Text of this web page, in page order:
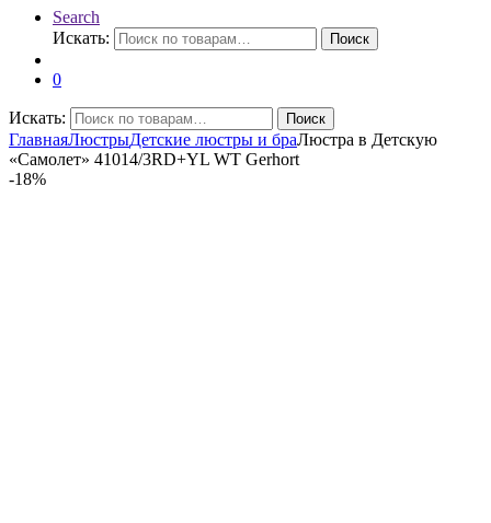
Search
Искать:
Поиск
0
Искать: Поиск
ГлавнаяЛюстрыДетские люстры и браЛюстра в Детскую
«Самолет» 41014/3RD+YL WT Gerhort
-18%